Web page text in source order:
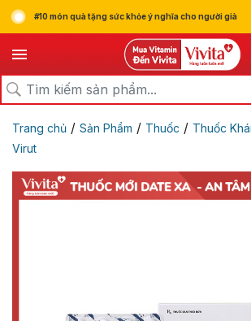
#10 món quà tặng sức khỏe ý nghĩa cho người già
Trang chủ / Sản Phẩm / Thuốc / Thuốc
Virut